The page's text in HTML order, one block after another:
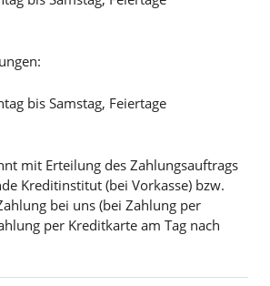
bis Samstag, Feiertage
mit Erteilung des Zahlungsauftrags
Kreditinstitut (bei Vorkasse) bzw.
bei uns (bei Zahlung per
per Kreditkarte am Tag nach